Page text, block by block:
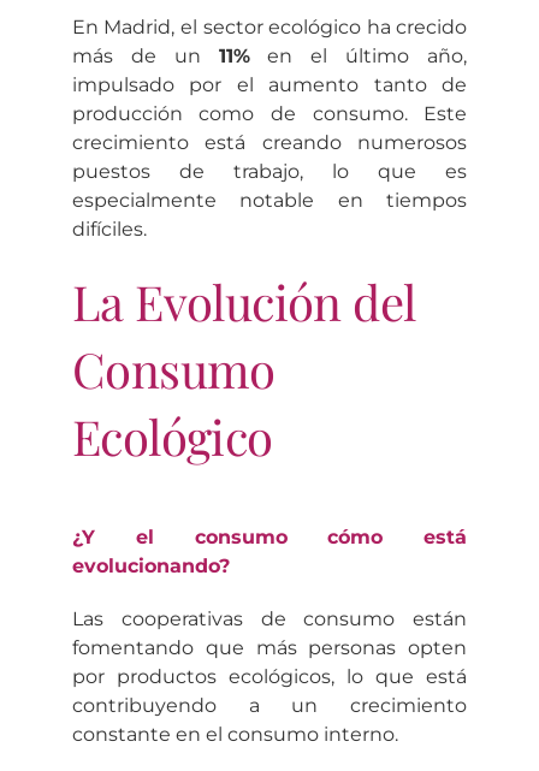
En Madrid, el sector ecológico ha crecido
más de un 11%en el último año,
impulsado por el aumento tanto de
producción como de consumo. Este
crecimiento está creando numerosos
puestos de trabajo, lo que es
especialmente notable en tiempos
difíciles.
La Evolución del
Consumo
Ecológico
¿Y el consumo cómo está
evolucionando?
Las cooperativas de consumo están
fomentando que más personas opten
por productos ecológicos, lo que está
contribuyendo a un crecimiento
constante en el consumo interno.